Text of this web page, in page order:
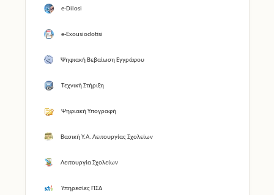
e-Dilosi
e-Exousiodotisi
Ψηφιακή Βεβαίωση Εγγράφου
Τεχνική Στήριξη
Ψηφιακή Υπογραφή
Βασική Υ.Α. Λειτουργίας Σχολείων
Λειτουργία Σχολείων
Υπηρεσίες ΠΣΔ